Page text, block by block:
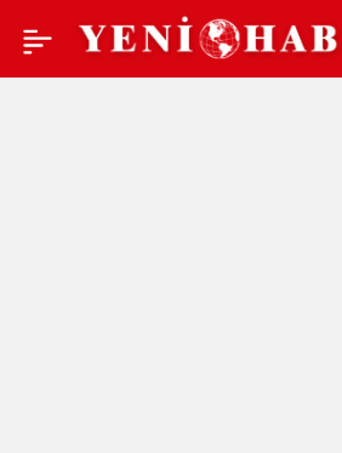
AYVALIK’IN SU ALTI VE +